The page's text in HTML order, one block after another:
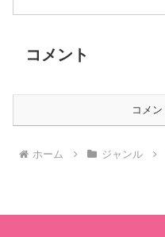
コメント
コメ
ホーム ジャンル